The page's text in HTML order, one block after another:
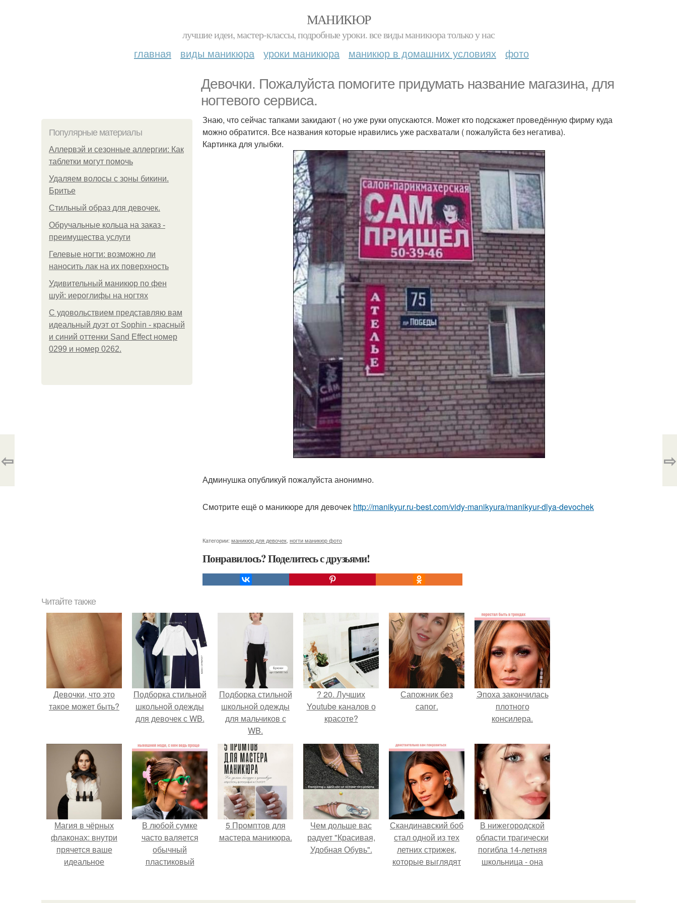
МАНИКЮР
лучшие идеи, мастер-классы, подробные уроки. все виды маникюра только у нас
главная виды маникюра уроки маникюра маникюр в домашних условиях фото
Девочки. Пожалуйста помогите придумать название магазина, для
ногтевого сервиса.
Популярные материалы
Аллервэй и сезонные аллергии: Как
таблетки могут помочь
Удаляем волосы с зоны бикини.
Бритье
Стильный образ для девочек.
Обручальные кольца на заказ -
преимущества услуги
Гелевые ногти: возможно ли
наносить лак на их поверхность
Удивительный маникюр по фен
шуй: иероглифы на ногтях
С удовольствием представляю вам
идеальный дуэт от Sophin - красный
и синий оттенки Sand Effect номер
0299 и номер 0262.
Знаю, что сейчас тапками закидают ( но уже руки опускаются. Может кто подскажет проведённую фирму куда
можно обратится. Все названия которые нравились уже расхватали ( пожалуйста без негатива).
Картинка для улыбки.
Админушка опубликуй пожалуйста анонимно.
Смотрите ещё о маникюре для девочек http://manikyur.ru-best.com/vidy-manikyura/manikyur-dlya-devochek
Категории: маникюр для девочек ногти маникюр фото
Понравилось? Поделитесь с друзьями!
⇦ ⇨
Читайте также
Девочки, что это
такое может быть?
Подборка стильной
школьной одежды
для девочек с WB.
Подборка стильной
школьной одежды
для мальчиков с
WB.
? 20. Лучших
Youtube каналов о
красоте?
Сапожник без
сапог.
Эпоха закончилась
плотного
консилера.
Магия в чёрных
флаконах: внутри
прячется ваше
идеальное
В любой сумке
часто валяется
обычный
пластиковый
5 Промптов для
мастера маникюра.
Чем дольше вас
радует "Красивая,
Удобная Обувь".
Скандинавский боб
стал одной из тех
летних стрижек,
которые выглядят
В нижегородской
области трагически
погибла 14-летняя
школьница - она
к контрольной по